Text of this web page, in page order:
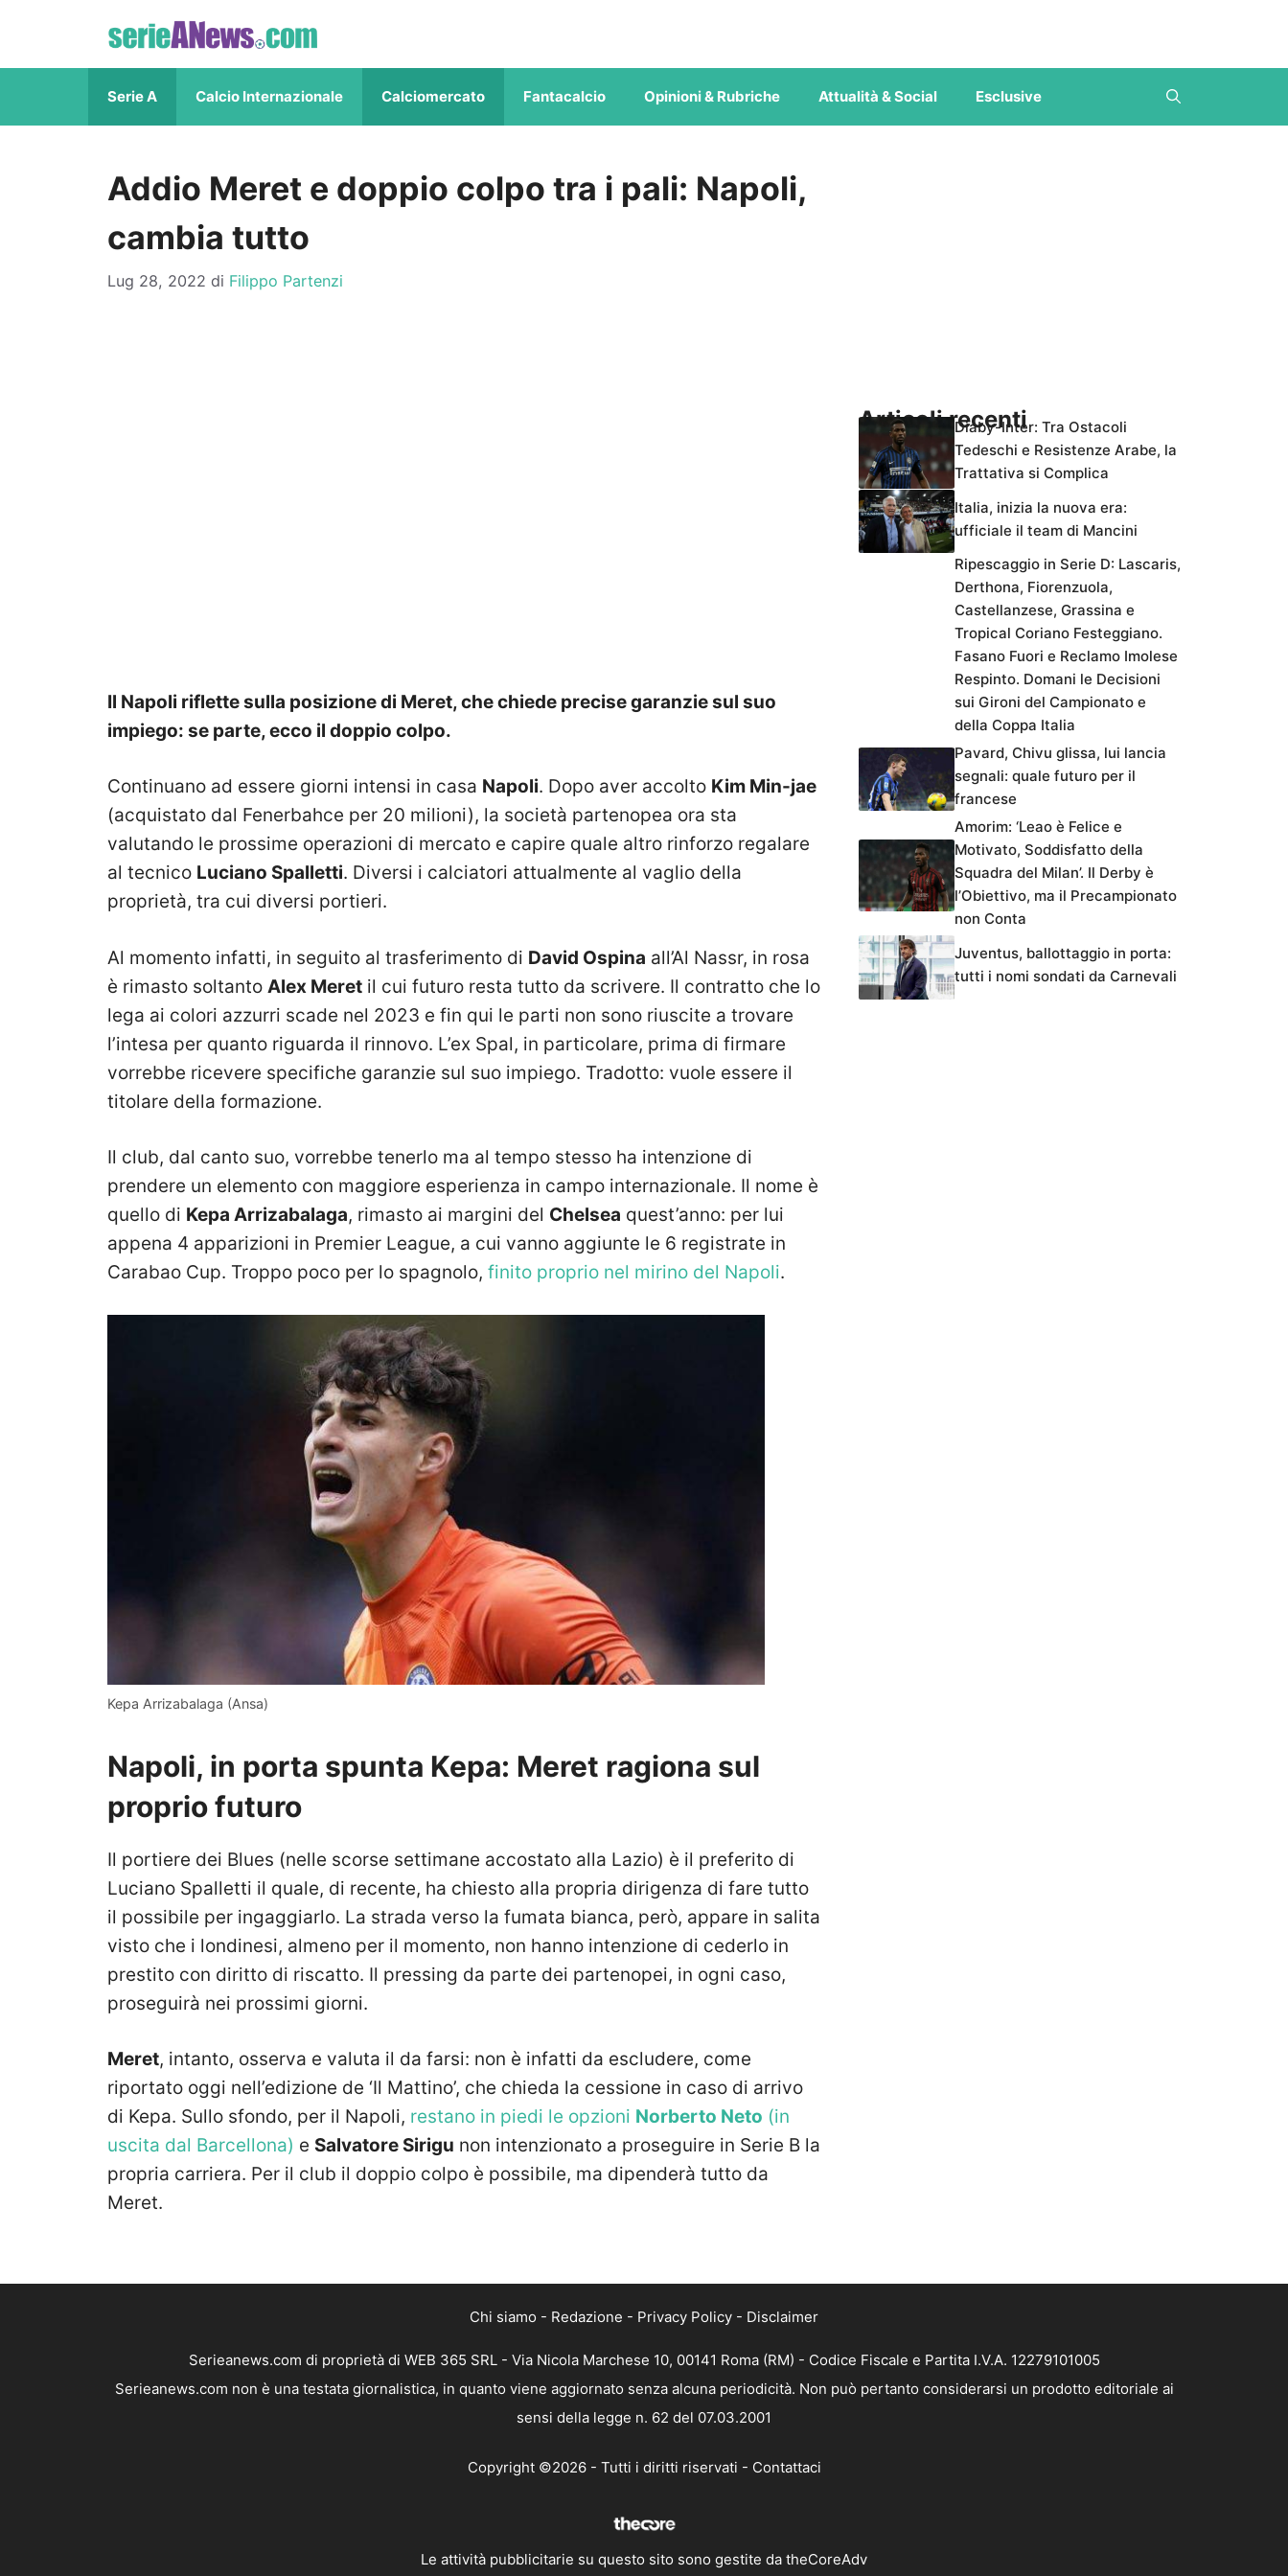
contenuto
Serie A Calcio Internazionale Calciomercato Fantacalcio Opinioni & Rubriche Attualità & Social Esclusive
Addio Meret e doppio colpo tra i pali: Napoli,
cambia tutto
Lug 28, 2022 di Filippo Partenzi
Il Napoli riflette sulla posizione di Meret, che chiede precise garanzie sul suo
impiego: se parte, ecco il doppio colpo.
Continuano ad essere giorni intensi in casa Napoli. Dopo aver accolto Kim Min-jae
(acquistato dal Fenerbahce per 20 milioni), la società partenopea ora sta
valutando le prossime operazioni di mercato e capire quale altro rinforzo regalare
al tecnico Luciano Spalletti. Diversi i calciatori attualmente al vaglio della
proprietà, tra cui diversi portieri.
Al momento infatti, in seguito al trasferimento di David Ospina all’Al Nassr, in rosa
è rimasto soltanto Alex Meret il cui futuro resta tutto da scrivere. Il contratto che lo
lega ai colori azzurri scade nel 2023 e fin qui le parti non sono riuscite a trovare
l’intesa per quanto riguarda il rinnovo. L’ex Spal, in particolare, prima di firmare
vorrebbe ricevere specifiche garanzie sul suo impiego. Tradotto: vuole essere il
titolare della formazione.
Il club, dal canto suo, vorrebbe tenerlo ma al tempo stesso ha intenzione di
prendere un elemento con maggiore esperienza in campo internazionale. Il nome è
quello di Kepa Arrizabalaga, rimasto ai margini del Chelsea quest’anno: per lui
appena 4 apparizioni in Premier League, a cui vanno aggiunte le 6 registrate in
Carabao Cup. Troppo poco per lo spagnolo, finito proprio nel mirino del Napoli.
Kepa Arrizabalaga (Ansa)
Napoli, in porta spunta Kepa: Meret ragiona sul
proprio futuro
Il portiere dei Blues (nelle scorse settimane accostato alla Lazio) è il preferito di
Luciano Spalletti il quale, di recente, ha chiesto alla propria dirigenza di fare tutto
il possibile per ingaggiarlo. La strada verso la fumata bianca, però, appare in salita
visto che i londinesi, almeno per il momento, non hanno intenzione di cederlo in
prestito con diritto di riscatto. Il pressing da parte dei partenopei, in ogni caso,
proseguirà nei prossimi giorni.
Meret, intanto, osserva e valuta il da farsi: non è infatti da escludere, come
riportato oggi nell’edizione de ‘Il Mattino’, che chieda la cessione in caso di arrivo
di Kepa. Sullo sfondo, per il Napoli, restano in piedi le opzioni Norberto Neto (in
uscita dal Barcellona) e Salvatore Sirigu non intenzionato a proseguire in Serie B la
propria carriera. Per il club il doppio colpo è possibile, ma dipenderà tutto da
Meret.
Articoli recentiDiaby-Inter: Tra Ostacoli
Tedeschi e Resistenze Arabe, la
Trattativa si Complica
Italia, inizia la nuova era:
ufficiale il team di Mancini
Ripescaggio in Serie D: Lascaris,
Derthona, Fiorenzuola,
Castellanzese, Grassina e
Tropical Coriano Festeggiano.
Fasano Fuori e Reclamo Imolese
Respinto. Domani le Decisioni
sui Gironi del Campionato e
della Coppa Italia
Pavard, Chivu glissa, lui lancia
segnali: quale futuro per il
francese
Amorim: ‘Leao è Felice e
Motivato, Soddisfatto della
Squadra del Milan’. Il Derby è
l’Obiettivo, ma il Precampionato
non Conta
Juventus, ballottaggio in porta:
tutti i nomi sondati da Carnevali
Chi siamo - Redazione - Privacy Policy - Disclaimer
Serieanews.com di proprietà di WEB 365 SRL - Via Nicola Marchese 10, 00141 Roma (RM) - Codice Fiscale e Partita I.V.A. 12279101005
Serieanews.com non è una testata giornalistica, in quanto viene aggiornato senza alcuna periodicità. Non può pertanto considerarsi un prodotto editoriale ai
sensi della legge n. 62 del 07.03.2001
Copyright ©2026 - Tutti i diritti riservati - Contattaci
Le attività pubblicitarie su questo sito sono gestite da theCoreAdv